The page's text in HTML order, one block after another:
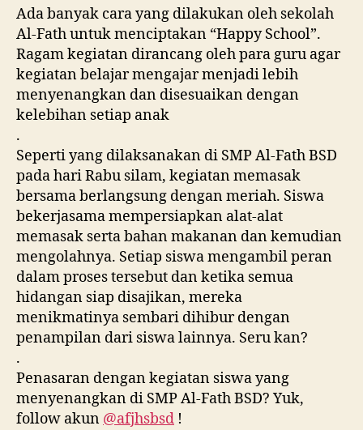
Ada banyak cara yang dilakukan oleh sekolah
Al-Fath untuk menciptakan “Happy School”.
Ragam kegiatan dirancang oleh para guru agar
kegiatan belajar mengajar menjadi lebih
menyenangkan dan disesuaikan dengan
kelebihan setiap anak
.
Seperti yang dilaksanakan di SMP Al-Fath BSD
pada hari Rabu silam, kegiatan memasak
bersama berlangsung dengan meriah. Siswa
bekerjasama mempersiapkan alat-alat
memasak serta bahan makanan dan kemudian
mengolahnya. Setiap siswa mengambil peran
dalam proses tersebut dan ketika semua
hidangan siap disajikan, mereka
menikmatinya sembari dihibur dengan
penampilan dari siswa lainnya. Seru kan?
.
Penasaran dengan kegiatan siswa yang
menyenangkan di SMP Al-Fath BSD? Yuk,
follow akun @afjhsbsd !